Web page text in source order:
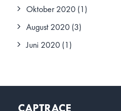
Oktober 2020 (1)
August 2020 (3)
Juni 2020 (1)